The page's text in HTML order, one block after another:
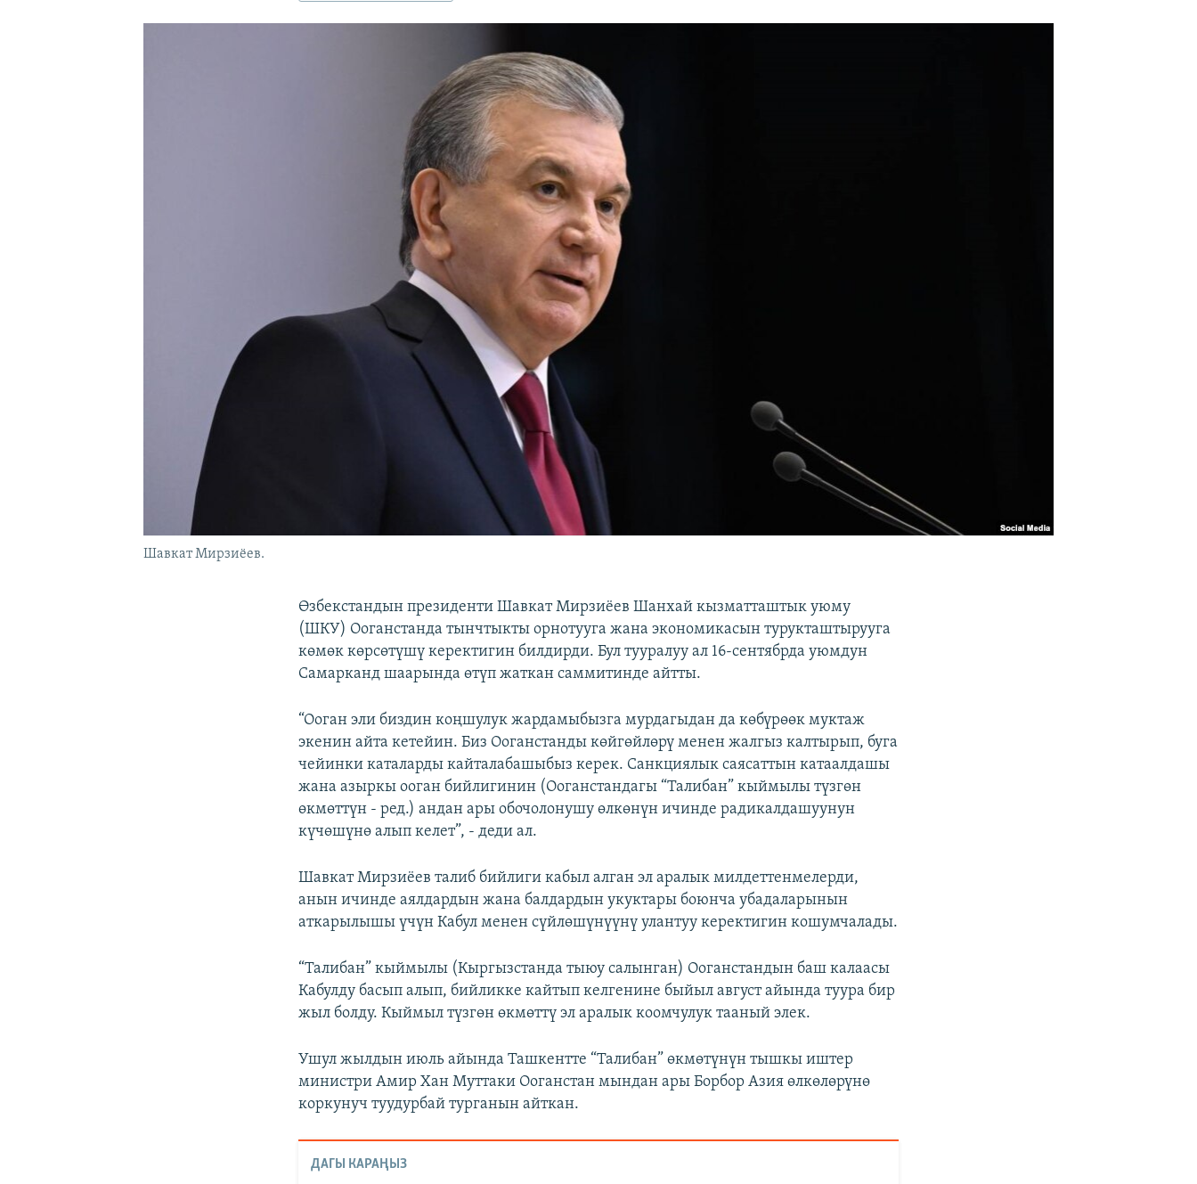
Шавкат Мирзиёев.
Өзбекстандын президенти Шавкат Мирзиёев Шанхай кызматташтык уюму
(ШКУ) Ооганстанда тынчтыкты орнотууга жана экономикасын турукташтырууга
көмөк көрсөтүшү керектигин билдирди. Бул тууралуу ал 16-сентябрда уюмдун
Самарканд шаарында өтүп жаткан саммитинде айтты.
“Ооган эли биздин коңшулук жардамыбызга мурдагыдан да көбүрөөк муктаж
экенин айта кетейин. Биз Ооганстанды көйгөйлөрү менен жалгыз калтырып, буга
чейинки каталарды кайталабашыбыз керек. Санкциялык саясаттын катаалдашы
жана азыркы ооган бийлигинин (Ооганстандагы “Талибан” кыймылы түзгөн
өкмөттүн - ред.) андан ары обочолонушу өлкөнүн ичинде радикалдашуунун
күчөшүнө алып келет”, - деди ал.
Шавкат Мирзиёев талиб бийлиги кабыл алган эл аралык милдеттенмелерди,
анын ичинде аялдардын жана балдардын укуктары боюнча убадаларынын
аткарылышы үчүн Кабул менен сүйлөшүнүүнү улантуу керектигин кошумчалады.
“Талибан” кыймылы (Кыргызстанда тыюу салынган) Ооганстандын баш калаасы
Кабулду басып алып, бийликке кайтып келгенине быйыл август айында туура бир
жыл болду. Кыймыл түзгөн өкмөттү эл аралык коомчулук тааный элек.
Ушул жылдын июль айында Ташкентте “Талибан” өкмөтүнүн тышкы иштер
министри Амир Хан Муттаки Ооганстан мындан ары Борбор Азия өлкөлөрүнө
коркунуч туудурбай турганын айткан.
ДАГЫ КАРАҢЫЗ